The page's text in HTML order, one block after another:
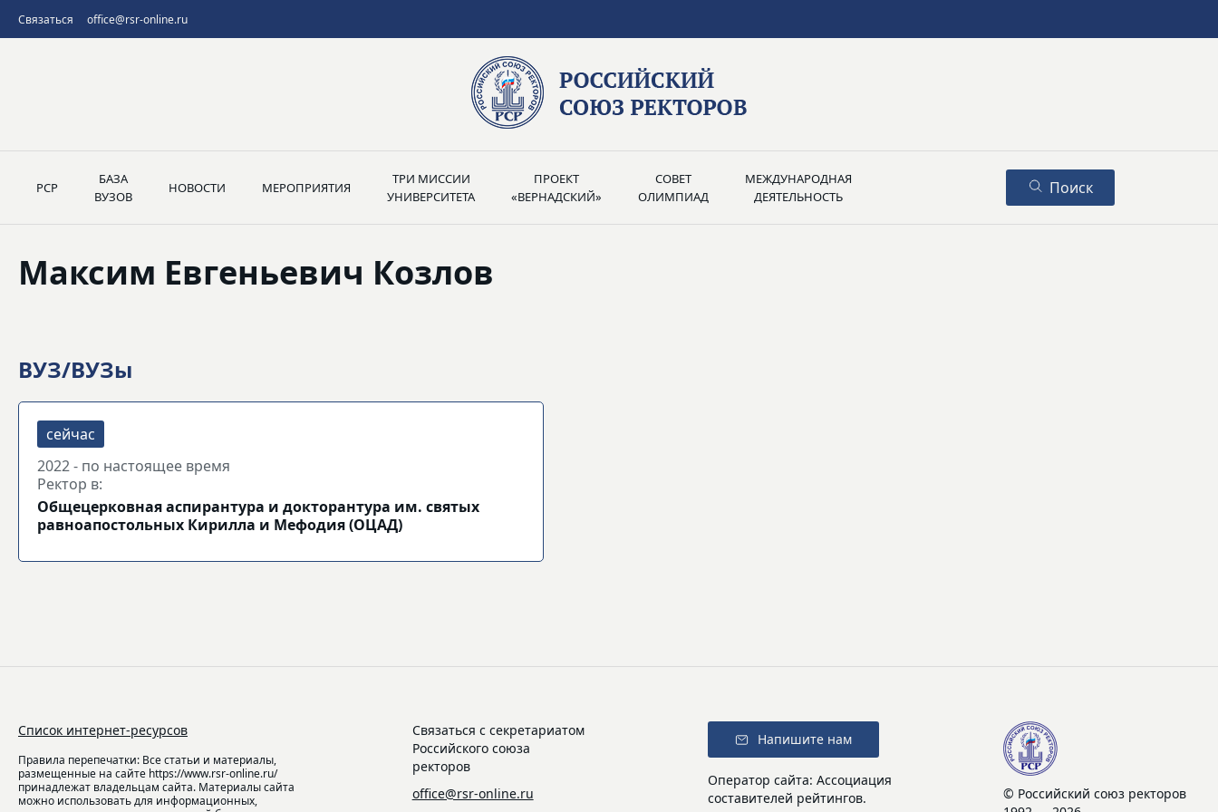
Связаться office@rsr-online.ru
РСР
БАЗА
ВУЗОВ
НОВОСТИ МЕРОПРИЯТИЯ
ТРИ МИССИИ
УНИВЕРСИТЕТА
ПРОЕКТ
«ВЕРНАДСКИЙ»
СОВЕТ
ОЛИМПИАД
МЕЖДУНАРОДНАЯ
ДЕЯТЕЛЬНОСТЬ
Поиск
Максим Евгеньевич Козлов
ВУЗ/ВУЗы
2022 - по настоящее время
Ректор в:
Общецерковная аспирантура и докторантура им. святых
равноапостольных Кирилла и Мефодия (ОЦАД)
Список интернет-ресурсов
Правила перепечатки: Все статьи и материалы,
размещенные на сайте https://www.rsr-online.ru/
принадлежат владельцам сайта. Материалы сайта
можно использовать для информационных,
Связаться с секретариатом
Российского союза
ректоров
office@rsr-online.ru
Напишите нам
Оператор сайта: Ассоциация
составителей рейтингов.
© Российский союз ректоров